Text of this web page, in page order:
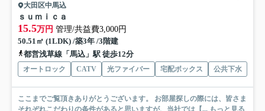
大田区中馬込
ｓｕｍｉｃａ
15.5万円 管理/共益費3,000円
50.51㎡ (1LDK) /築3年 /3階建
都営浅草線「馬込」駅 徒歩12分
オートロック CATV 光ファイバー 宅配ボックス 公共下水
ここまでご覧頂きありがとうございます。 お部屋探しの際には、皆さま
それぞれこだわりの条件があると思いますが、当社では【... もっと見る